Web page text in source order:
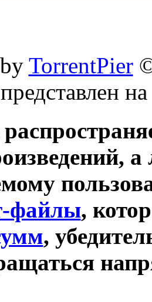
TorrentPier
файлы,
,